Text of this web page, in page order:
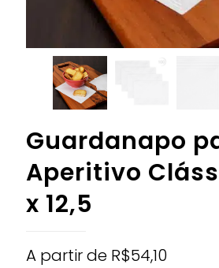
Guardanapo
Aperitivo
x 12,5
A partir de R$54,10